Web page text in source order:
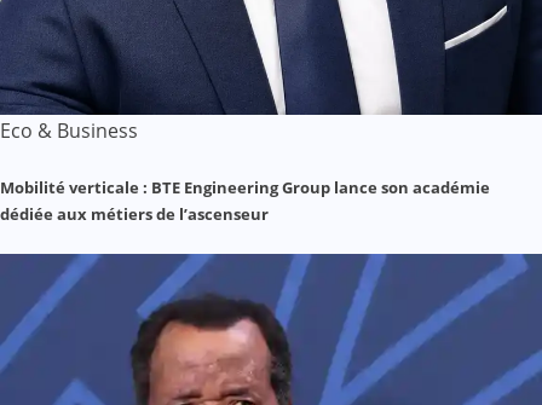
Eco & Business
Mobilité verticale : BTE Engineering Group lance son académie
dédiée aux métiers de l’ascenseur